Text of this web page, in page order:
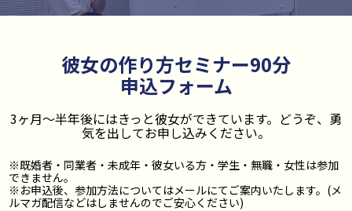
彼女の作り方セミナー90分
申込フォーム
3ヶ月〜半年後にはきっと彼女ができています。どうぞ、勇
気を出してお申し込みください。
※既婚者・同業者・未成年・彼女いる方・学生・無職・女性は参加
できません。
※お申込後、参加方法についてはメールにてご案内いたします。(メ
ルマガ配信などはしませんのでご安心ください)